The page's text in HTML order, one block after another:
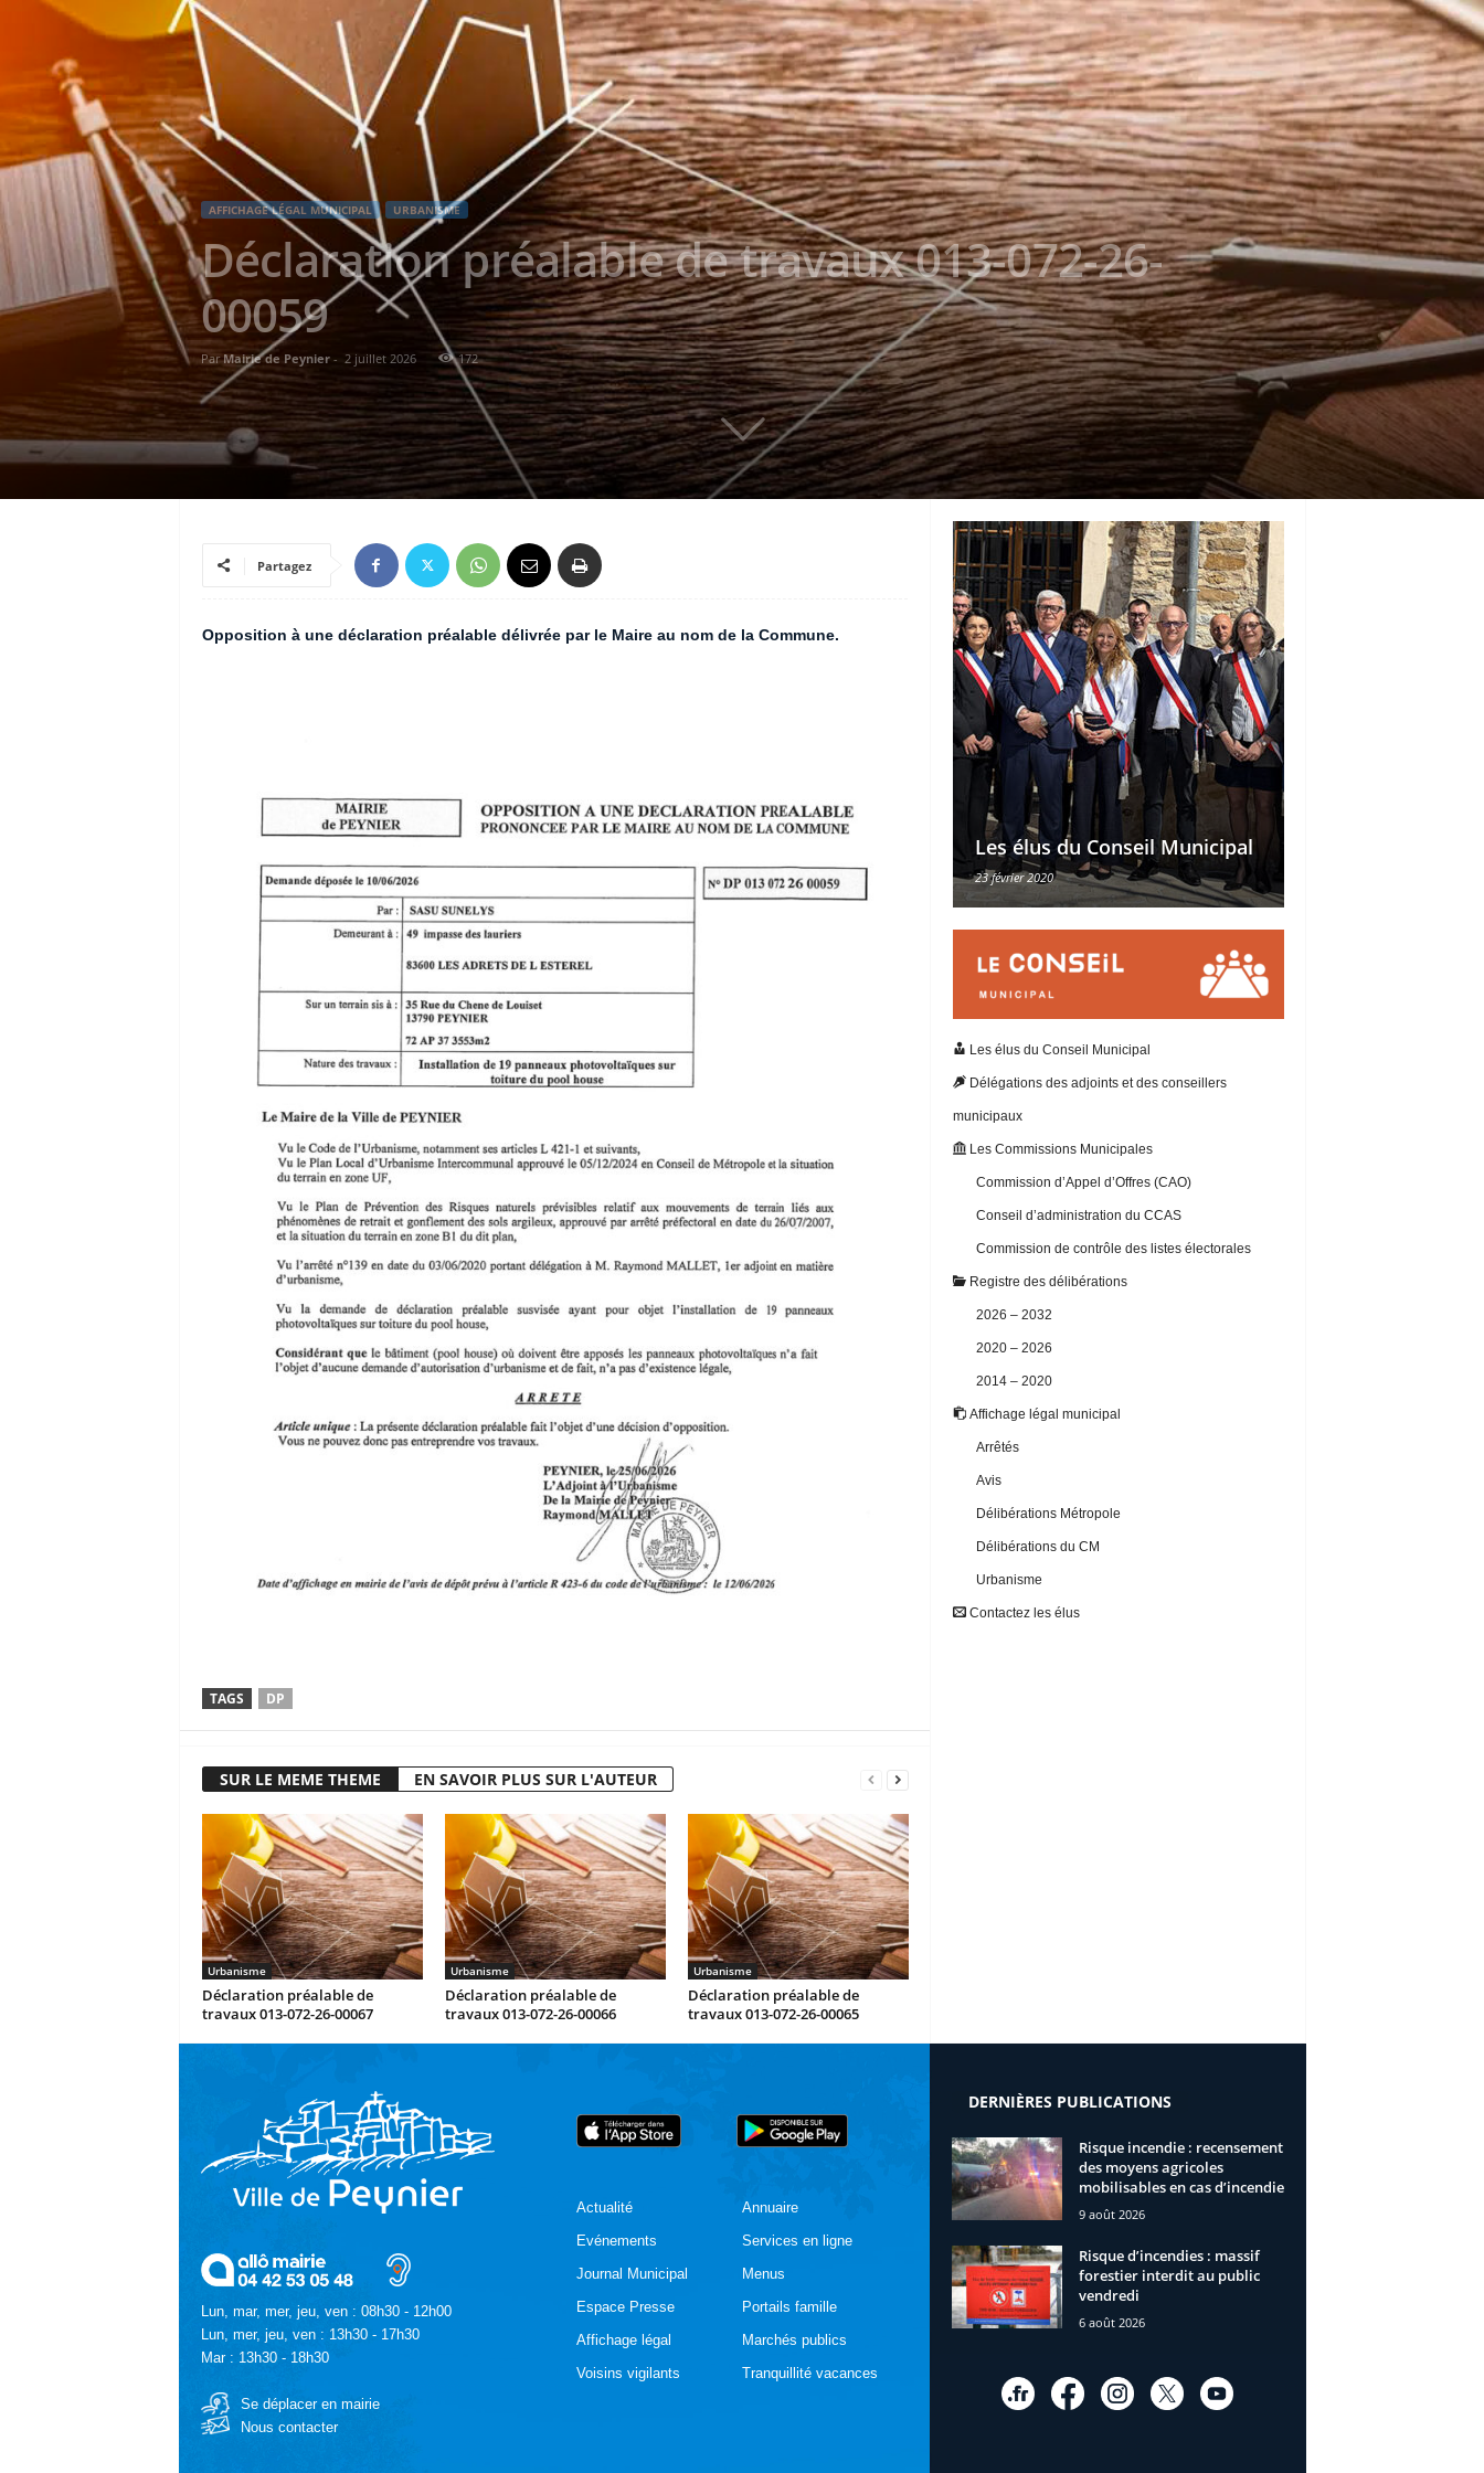
AFFICHAGE LÉGAL MUNICIPAL URBANISME
Déclaration préalable de travaux 013-072-26-
00059
Par Mairie de Peynier- 2 juillet 2026 172
Partagez
Opposition à une déclaration préalable délivrée par le Maire au nom de la Commune.
TAGS DP
SUR LE MEME THEME EN SAVOIR PLUS SUR L'AUTEUR
Urbanisme
Déclaration préalable de
travaux 013-072-26-00067
Urbanisme
Déclaration préalable de
travaux 013-072-26-00066
Urbanisme
Déclaration préalable de
travaux 013-072-26-00065
Les élus du Conseil Municipal
23 février 2020
Les élus du Conseil Municipal
Délégations des adjoints et des conseillers
municipaux
Les Commissions Municipales
Commission d’Appel d’Offres (CAO)
Conseil d’administration du CCAS
Commission de contrôle des listes électorales
Registre des délibérations
2026 – 2032
2020 – 2026
2014 – 2020
Affichage légal municipal
Arrêtés
Avis
Délibérations Métropole
Délibérations du CM
Urbanisme
Contactez les élus
Lun, mar, mer, jeu, ven : 08h30 - 12h00
Lun, mer, jeu, ven : 13h30 - 17h30
Mar : 13h30 - 18h30
Se déplacer en mairie
Nous contacter
Actualité
Evénements
Journal Municipal
Espace Presse
Affichage légal
Voisins vigilants
Annuaire
Services en ligne
Menus
Portails famille
Marchés publics
Tranquillité vacances
DERNIÈRES PUBLICATIONS
Risque incendie : recensement
des moyens agricoles
mobilisables en cas d’incendie
9 août 2026
Risque d’incendies : massif
forestier interdit au public
vendredi
6 août 2026